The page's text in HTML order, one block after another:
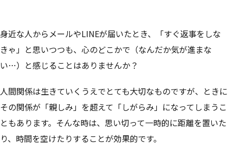
身近な人からメールやLINEが届いたとき、「すぐ返事をしな
きゃ」と思いつつも、心のどこかで（なんだか気が進まな
い…）と感じることはありませんか？
人間関係は生きていくうえでとても大切なものですが、ときに
その関係が「親しみ」を超えて「しがらみ」になってしまうこ
ともあります。そんな時は、思い切って一時的に距離を置いた
り、時間を空けたりすることが効果的です。